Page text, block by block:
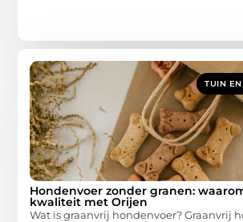
TUIN
Hondenvoer zonder granen:
kwaliteit met Orijen
Wat is graanvrij hondenvoer? Graanvrij